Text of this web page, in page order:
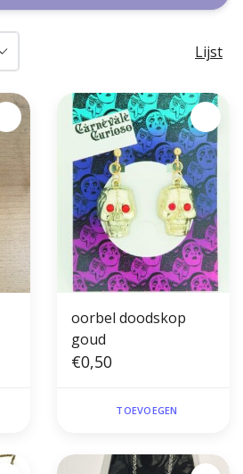
Lijst
oorbel doodskop
goud
€0,50
TOEVOEGEN